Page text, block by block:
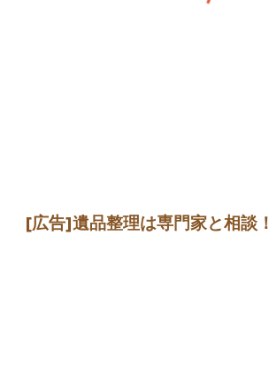
[広告]遺品整理は専門家と相談！